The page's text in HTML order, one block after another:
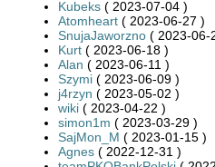
Kubeks ( 2023-07-04 )
Atomheart ( 2023-06-27 )
SnujaJaworzno ( 2023-06-
Kurt ( 2023-06-18 )
Alan ( 2023-06-11 )
Szymi ( 2023-06-09 )
j4rzyn ( 2023-05-02 )
wiki ( 2023-04-22 )
simon1m ( 2023-03-29 )
SajMon_M ( 2023-01-15 )
Agnes ( 2022-12-31 )